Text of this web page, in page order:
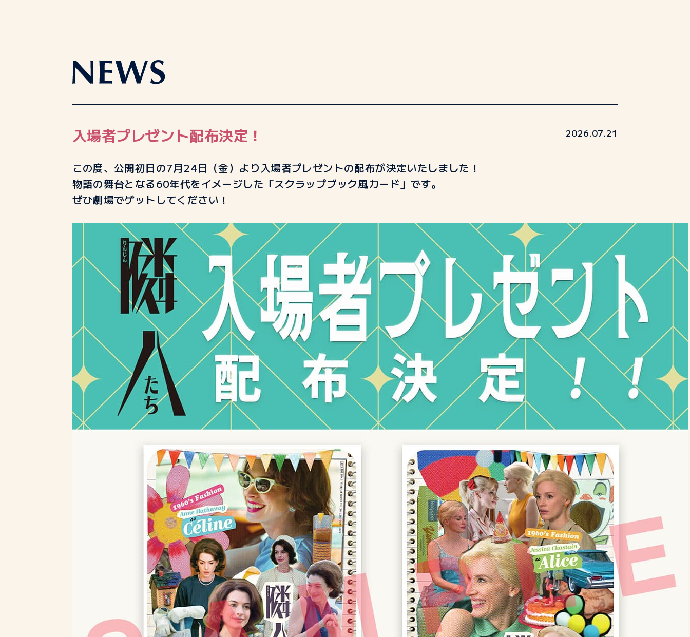
入場者プレゼント配布決定！ 2026.07.21
この度、公開初日の7月24日（金）より入場者プレゼントの配布が決定いたしました！
物語の舞台となる60年代をイメージした「スクラップブック風カード」です。
ぜひ劇場でゲットしてください！